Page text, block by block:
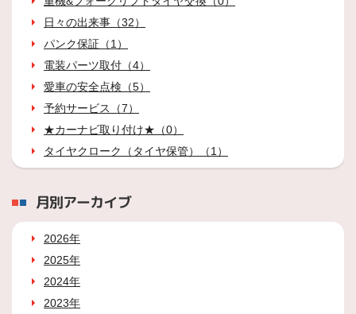
日々の出来事（32）
パンク保証（1）
電装パーツ取付（4）
愛車の安全点検（5）
予約サービス（7）
★カーナビ取り付け★（0）
タイヤクローク（タイヤ保管）（1）
月別アーカイブ
2026年
2025年
2024年
2023年